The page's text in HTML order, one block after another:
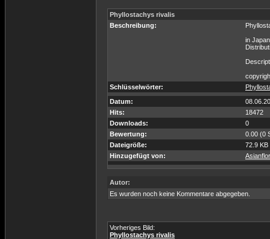
Phyllostachys rivalis
Beschreibung:
in
Schlüsselwörter:
Datum:
Hits:
18472
Downloads:
0
Bewertung:
0.00 (0
Dateigröße:
72.9 KB
Hinzugefügt von:
Autor:
Es wurden noch keine Kommentare abgegeben.
Vorheriges Bild:
Phyllostachys rivalis